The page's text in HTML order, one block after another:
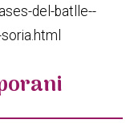
del-batlle--